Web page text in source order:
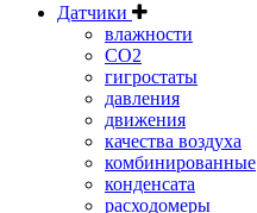
Датчики
влажности
CO2
гигростаты
давления
движения
качества воздуха
комбинированные
конденсата
расходомеры